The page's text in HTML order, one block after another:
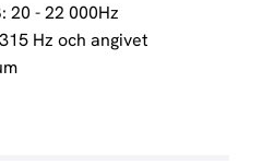
20 - 22 000Hz
Hz och angivet